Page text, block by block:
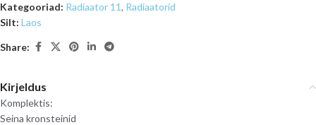
Kategooriad: Radiaator 11, Radiaatorid
Silt: Laos
Share:
Kirjeldus
Komplektis:
Seina kronsteinid